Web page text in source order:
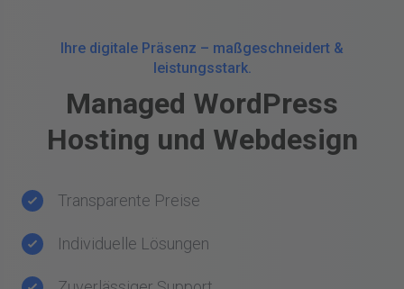
Ihre digitale Präsenz – maßgeschneidert &
leistungsstark.
Managed WordPress
Hosting und Webdesign
Transparente Preise
Individuelle Lösungen